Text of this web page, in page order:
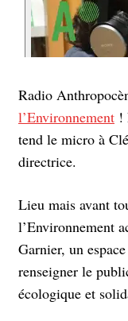
Radio
l’Environnement !
tend le micro à
directrice.
Lieu mais avant
l’Environnement
Garnier, un
renseigner le
écologique et